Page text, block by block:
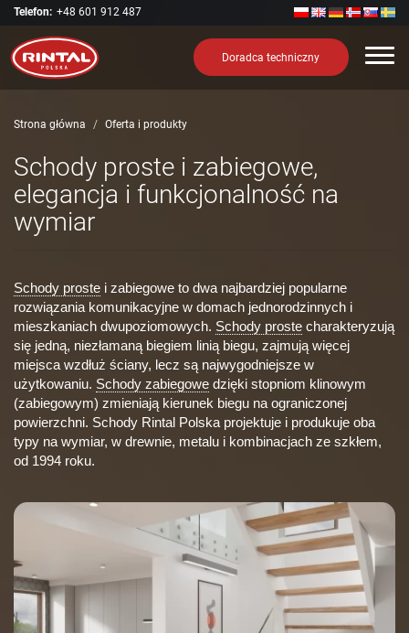
Telefon: +48 601 912 487
Doradca techniczny
Strona główna Oferta i produkty
Schody proste i zabiegowe,
elegancja i funkcjonalność na
wymiar
Schody proste i zabiegowe to dwa najbardziej popularne
rozwiązania komunikacyjne w domach jednorodzinnych i
mieszkaniach dwupoziomowych. Schody proste charakteryzują
się jedną, niezłamaną biegiem linią biegu, zajmują więcej
miejsca wzdłuż ściany, lecz są najwygodniejsze w
użytkowaniu. Schody zabiegowe dzięki stopniom klinowym
(zabiegowym) zmieniają kierunek biegu na ograniczonej
powierzchni. Schody Rintal Polska projektuje i produkuje oba
typy na wymiar, w drewnie, metalu i kombinacjach ze szkłem,
od 1994 roku.